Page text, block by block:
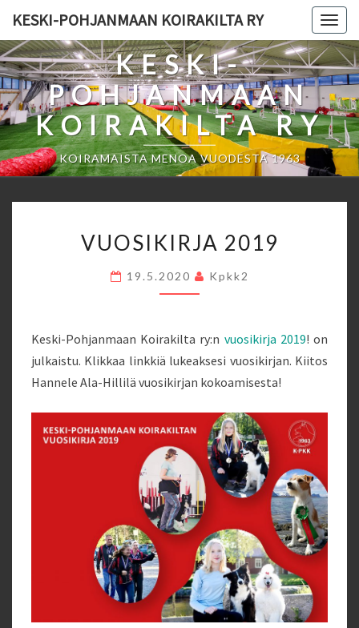
content
KESKI-POHJANMAAN KOIRAKILTA RY
KESKI-
POHJANMAAN
KOIRAKILTA RY
KOIRAMAISTA MENOA VUODESTA 1963
2019
VUOSIKIRJA 2019
19.5.2020 Kpkk2
Keski-Pohjanmaan Koirakilta ry:n vuosikirja 2019! on
julkaistu. Klikkaa linkkiä lukeaksesi vuosikirjan. Kiitos
Hannele Ala-Hillilä vuosikirjan kokoamisesta!